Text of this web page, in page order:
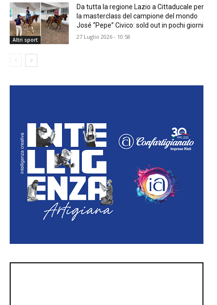
Altri sport
Da tutta la regione Lazio a Cittaducale per
la masterclass del campione del mondo
José “Pepe” Civico: sold out in pochi giorni
27 Luglio 2026 - 10:58